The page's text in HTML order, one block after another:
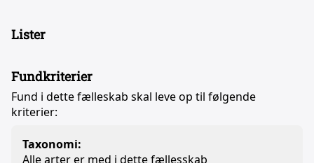
Lister
Fundkriterier
Fund i dette fælleskab skal leve op til følgende
kriterier:
Taxonomi:
Alle arter er med i dette fællesskab